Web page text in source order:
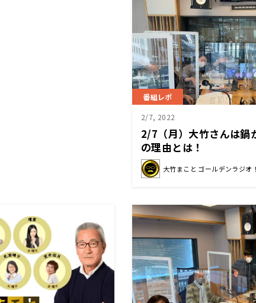
番組レポ
2/7, 2022
2/7（月）大竹さんは
の理由とは！
大竹まこと ゴールデンラジオ